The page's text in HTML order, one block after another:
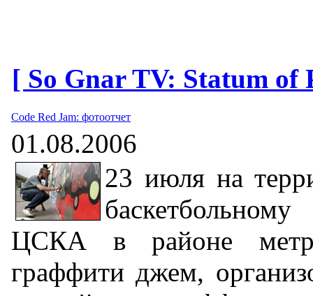
[ So Gnar TV: Statum of
Code Red Jam: фотоотчет
01.08.2006
23 июля на
ЦСКА в районе
граффити джем,